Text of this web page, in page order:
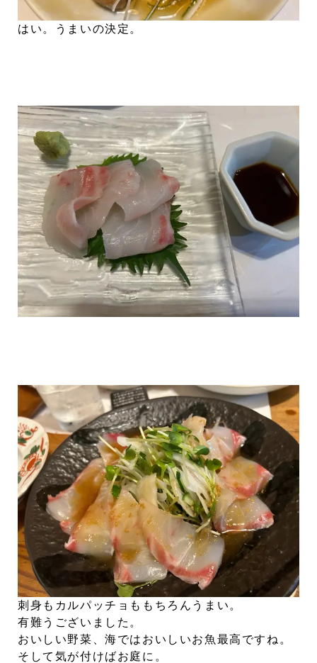
はい。うまいの決定。
刺身もカルパッチョももちろんうまい。
有難うございました。
おいしい野菜、海ではおいしいお魚最高ですね。
そして気が付けばお庭に。